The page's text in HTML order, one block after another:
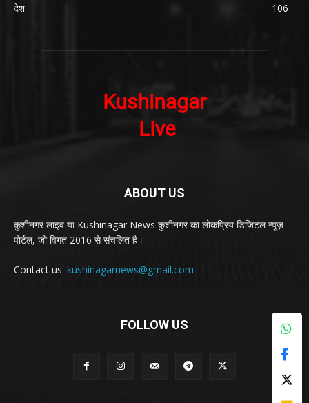
देश
106
ABOUT US
कुशीनगर लाइव या Kushinagar News कुशीनगर का लोकप्रिय डिजिटल न्यूज़
पोर्टल, जो विगत 2016 से संचलित है।
Contact us: kushinagarnews@gmail.com
FOLLOW US